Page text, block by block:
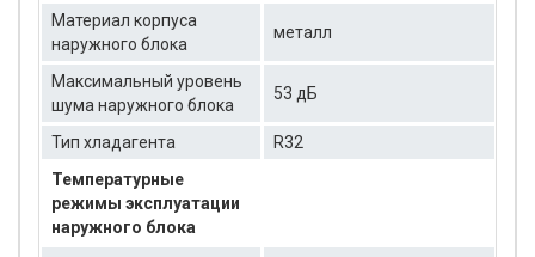
Материал корпуса
наружного блока
металл
Максимальный уровень
шума наружного блока
53 дБ
Тип хладагента
R32
Температурные
режимы эксплуатации
наружного блока